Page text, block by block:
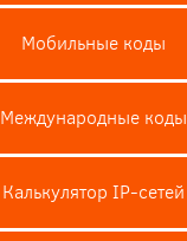
Мобильные коды
Международные коды
Калькулятор IP-сетей